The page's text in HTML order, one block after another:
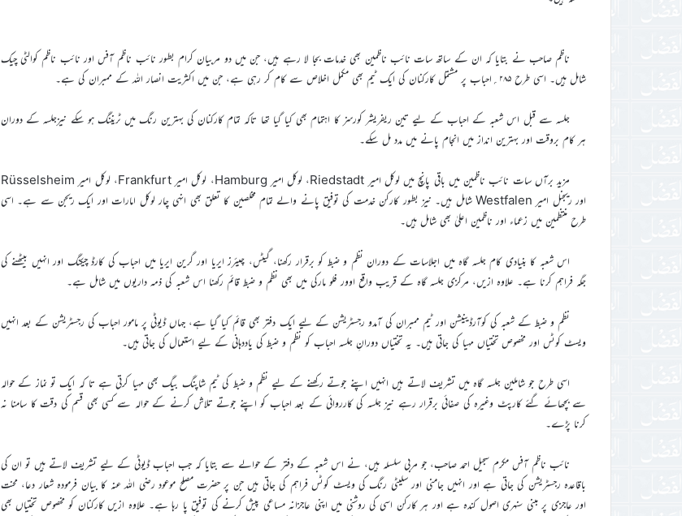
ناظم صاحب نے بتایا کہ ان کے ساتھ سات نائب ناظمین بھی خدمات بجا لا رہے ہیں، جن میں دو مربیان کرام بطور نائب ناظم آفس اور نائب ناظم کوالٹی چیک
شامل ہیں۔ اسی طرح ۲۸۵؍احباب پر مشتمل کارکنان کی ایک ٹیم بھی مکمل اخلاص سے کام کر رہی ہے، جن میں اکثریت انصار اللہ کے ممبران کی ہے۔
جلسہ سے قبل اس شعبہ کے احباب کے لیے تین ریفریشر کورسز کا اہتمام بھی کیا گیا تھا تاکہ تمام کارکنان کی بہترین رنگ میں ٹریننگ ہو سکے نیزجلسہ کے دوران
ہر کام بروقت اور بہترین انداز میں انجام پانے میں مدد مل سکے۔
مزید برآں سات نائب ناظمین میں باقی پانچ میں لوکل امیر Riedstadt، لوکل امیر Hamburg، لوکل امیر Frankfurt، لوکل امیر Rüsselsheim
اور ریجنل امیر Westfalen شامل ہیں۔ نیز بطور کارکن خدمت کی توفیق پانے والے تمام مخلصین کا تعلق بھی انہی چار لوکل امارات اور ایک ریجن سے ہے۔ اسی
طرح منتظمین میں زعماء اور ناظمین اعلیٰ بھی شامل ہیں۔
اس شعبہ کا بنیادی کام جلسہ گاہ میں اجلاسات کے دوران نظم و ضبط کو برقرار رکھنا، گیٹس، چیئرز ایریا اور گرین ایریا میں احباب کی کارڈ چیکنگ اور انہیں بیٹھنے کی
جگہ فراہم کرنا ہے۔ علاوہ ازیں، مرکزی جلسہ گاہ کے قریب واقع اوور فلو مارکی میں بھی نظم و ضبط قائم رکھنا اس شعبہ کی ذمہ داریوں میں شامل ہے۔
نظم و ضبط کے شعبہ کی کوآرڈینیشن اور ٹیم ممبران کی آمدو رجسٹریشن کے لیے ایک دفتر بھی قائم کیا گیا ہے، جہاں ڈیوٹی پر مامور احباب کی رجسٹریشن کے بعد انہیں
ویسٹ کوٹس اور مخصوص تختیاں مہیا کی جاتی ہیں۔ یہ تختیاں دورانِ جلسہ احباب کو نظم و ضبط کی یاددہانی کے لیے استعمال کی جاتی ہیں۔
اسی طرح جو شاملین جلسہ گاہ میں تشریف لاتے ہیں انہیں اپنے جوتے رکھنے کے لیے نظم و ضبط کی ٹیم شاپنگ بیگ بھی مہیا کرتی ہے تا کہ ایک تو نماز کے حوالہ
سے بچھائے گئے کارپٹ وغیرہ کی صفائی برقرار رہے نیز جلسہ کی کارروائی کے بعد احباب کو اپنے جوتے تلاش کرنے کے حوالہ سے کسی بھی قسم کی دقت کا سامنا نہ
کرنا پڑے۔
نائب ناظم آفس مکرم سجیل احمد صاحب، جو مربی سلسلہ ہیں، نے اس شعبہ کے دفتر کے حوالے سے بتایا کہ جب احباب ڈیوٹی کے لیے تشریف لاتے ہیں تو ان کی
باقاعدہ رجسٹریشن کی جاتی ہے اور انہیں جامنی اور سلیٹی رنگ کی ویسٹ کوٹس فراہم کی جاتی ہیں جن پر حضرت مصلح موعود رضی اللہ عنہ کا بیان فرمودہ شعار دعا، محنت
اور عاجزی پر مبنی سنہری اصول کندہ ہے اور ہر کارکن اسی کی روشنی میں اپنی عاجزانہ مساعی پیش کرنے کی توفیق پا رہا ہے۔ علاوہ ازیں کارکنان کو مخصوص تختیاں بھی